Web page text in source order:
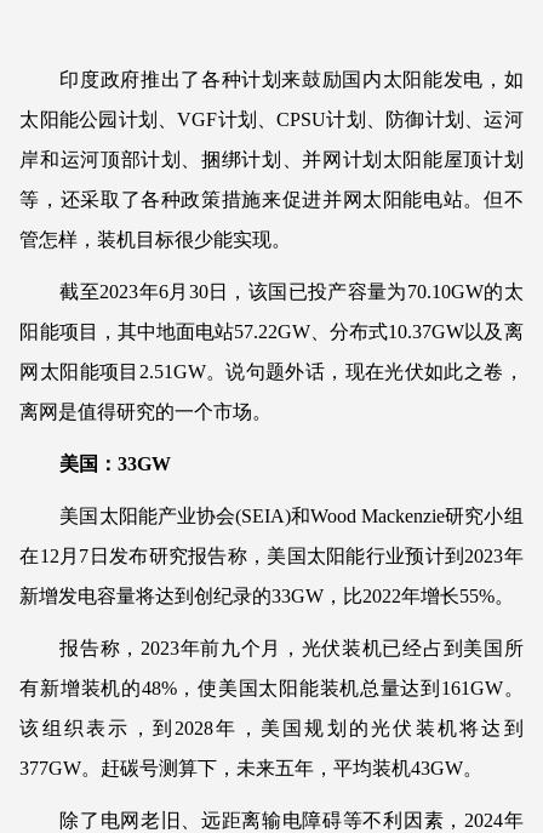
印度政府推出了各种计划来鼓励国内太阳能发电，如
太阳能公园计划、VGF计划、CPSU计划、防御计划、运河
岸和运河顶部计划、捆绑计划、并网计划太阳能屋顶计划
等，还采取了各种政策措施来促进并网太阳能电站。但不
管怎样，装机目标很少能实现。
截至2023年6月30日，该国已投产容量为70.10GW的太
阳能项目，其中地面电站57.22GW、分布式10.37GW以及离
网太阳能项目2.51GW。说句题外话，现在光伏如此之卷，
离网是值得研究的一个市场。
美国：33GW
美国太阳能产业协会(SEIA)和Wood Mackenzie研究小组
在12月7日发布研究报告称，美国太阳能行业预计到2023年
新增发电容量将达到创纪录的33GW，比2022年增长55%。
报告称，2023年前九个月，光伏装机已经占到美国所
有新增装机的48%，使美国太阳能装机总量达到161GW。
该组织表示，到2028年，美国规划的光伏装机将达到
377GW。赶碳号测算下，未来五年，平均装机43GW。
除了电网老旧、远距离输电障碍等不利因素，2024年